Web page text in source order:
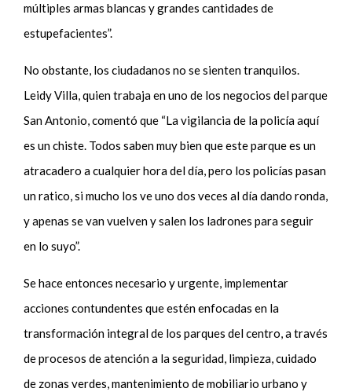
múltiples armas blancas y grandes cantidades de
estupefacientes”.
No obstante, los ciudadanos no se sienten tranquilos.
Leidy Villa, quien trabaja en uno de los negocios del parque
San Antonio, comentó que “La vigilancia de la policía aquí
es un chiste. Todos saben muy bien que este parque es un
atracadero a cualquier hora del día, pero los policías pasan
un ratico, si mucho los ve uno dos veces al día dando ronda,
y apenas se van vuelven y salen los ladrones para seguir
en lo suyo”.
Se hace entonces necesario y urgente, implementar
acciones contundentes que estén enfocadas en la
transformación integral de los parques del centro, a través
de procesos de atención a la seguridad, limpieza, cuidado
de zonas verdes, mantenimiento de mobiliario urbano y